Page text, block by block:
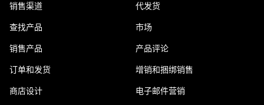
销售渠道
查找产品
销售产品
订单和发货
商店设计
代发货
市场
产品评论
增销和捆绑销售
电子邮件营销